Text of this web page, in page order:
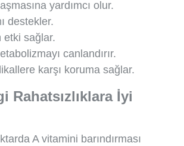
yardımcı olur.
destekler.
etki sağlar.
canlandırır.
karşı koruma sağlar.
Rahatsızlıklara İyi
A vitamini barındırması